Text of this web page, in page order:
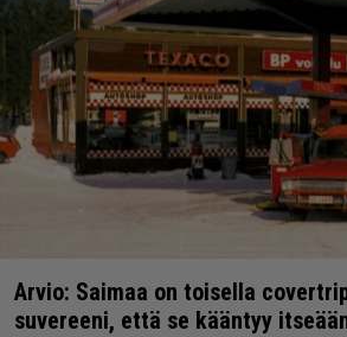
Arvio: Saimaa on toisella
suvereeni, että se kääntyy